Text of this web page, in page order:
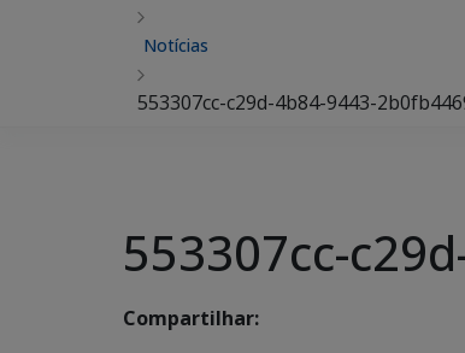
Notícias
553307cc-c29d-4b84-9443-
553307cc-
Compartilhar: